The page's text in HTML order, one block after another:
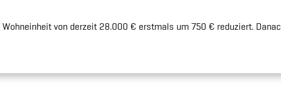
von derzeit 28.000 € erstmals um 750 € reduziert.